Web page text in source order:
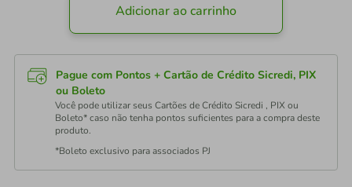
Adicionar ao carrinho
Pague com Pontos + Cartão de Crédito Sicredi, PIX
ou Boleto
Você pode utilizar seus Cartões de Crédito Sicredi , PIX ou
Boleto* caso não tenha pontos suficientes para a compra deste
produto.
*Boleto exclusivo para associados PJ